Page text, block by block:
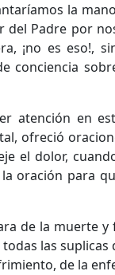
la
del Padre por
¡no es eso!,
conciencia
atención en
ofreció
el dolor,
oración para
de la muerte
las
de la